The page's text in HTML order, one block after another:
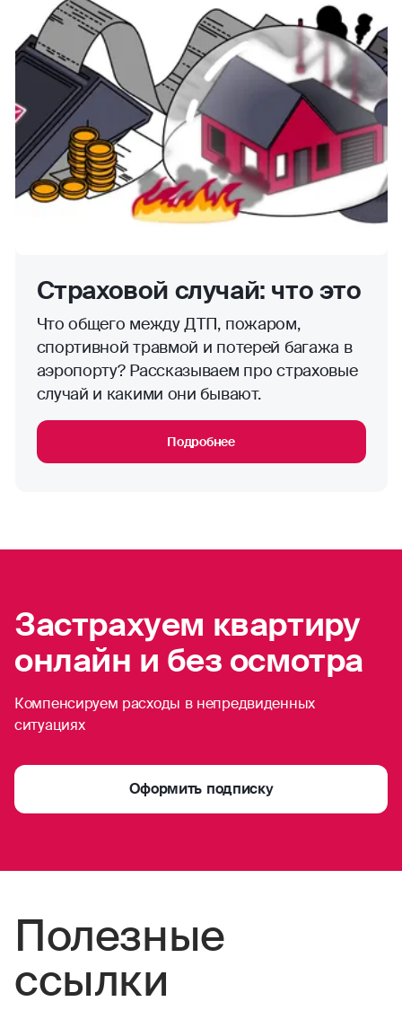
Страховой случай: что это
Что общего между ДТП, пожаром,
спортивной травмой и потерей багажа в
аэропорту? Рассказываем про страховые
случай и какими они бывают.
Подробнее
Застрахуем квартиру
онлайн и без осмотра
Компенсируем расходы в непредвиденных
ситуациях
Оформить подписку
Полезные
ссылки